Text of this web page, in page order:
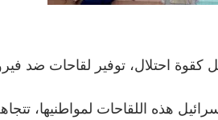
كقوة احتلال، توفير لقاحات ضد
هذه اللقاحات لمواطنيها،